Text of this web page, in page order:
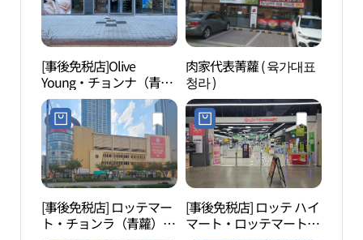
[事後免税店]Olive
Young・チョンナ（青
羅）シティ店(올리브영
청라시티점)
肉家代表菁蘿 ( 육가대표
청라 )
[事後免税店] ロッテマー
ト・チョンラ（青蘿）店
[事後免税店] ロッテ ハイ
マート・ロッテマートチ